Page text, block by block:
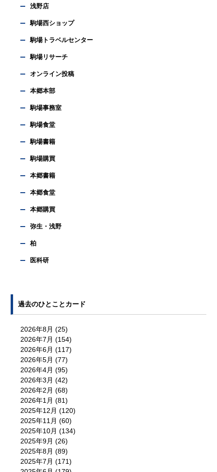
浅野店
駒場西ショップ
駒場トラベルセンター
駒場リサーチ
オンライン投稿
本郷本部
駒場事務室
駒場食堂
駒場書籍
駒場購買
本郷書籍
本郷食堂
本郷購買
弥生・浅野
柏
医科研
過去のひとことカード
2026年8月 (25)
2026年7月 (154)
2026年6月 (117)
2026年5月 (77)
2026年4月 (95)
2026年3月 (42)
2026年2月 (68)
2026年1月 (81)
2025年12月 (120)
2025年11月 (60)
2025年10月 (134)
2025年9月 (26)
2025年8月 (89)
2025年7月 (171)